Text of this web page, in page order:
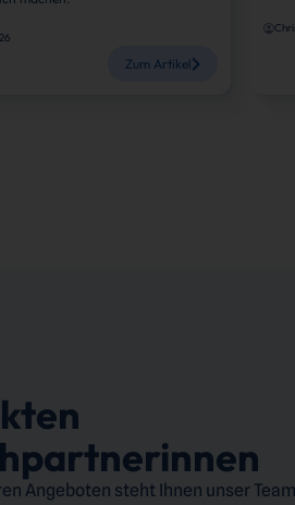
Zum Artikel
Angeboten steht Ihnen unser